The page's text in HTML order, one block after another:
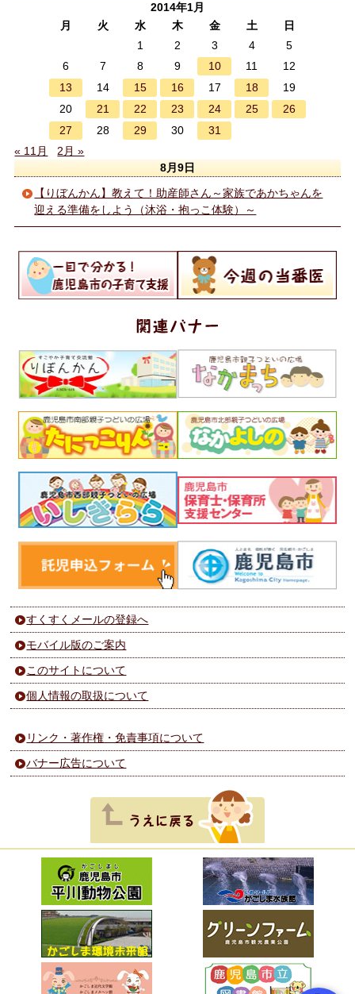
2014年1月
月
火 水 木 金 土
日
1
2 3 4
5
6
7 8 9 10 11
12
13
14 15 16 17 18
19
20
21 22 23 24 25
26
27
28 29 30
31
« 11月
2月 »
8月9日
【りぼんかん】教えて！助産師さん～家族であかちゃんを
迎える準備をしよう（沐浴・抱っこ体験）～
すくすくメールの登録へ
モバイル版のご案内
このサイトについて
個人情報の取扱について
リンク・著作権・免責事項について
バナー広告について